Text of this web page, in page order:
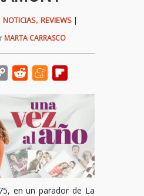
NOTICIAS, REVIEWS |
MARTA CARRASCO
Copy
Reddit Meneame
en un parador de La